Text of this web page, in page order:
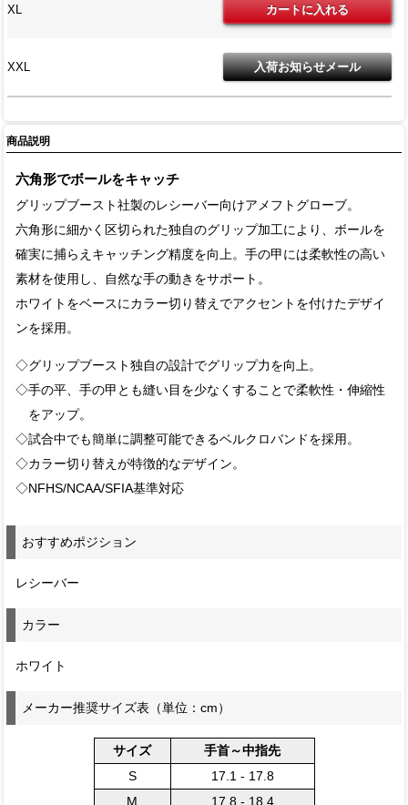
XL
XXL
商品説明
六角形でボールをキャッチ
グリップブースト社製のレシーバー向けアメフトグローブ。
六角形に細かく区切られた独自のグリップ加工により、ボールを
確実に捕らえキャッチング精度を向上。手の甲には柔軟性の高い
素材を使用し、自然な手の動きをサポート。
ホワイトをベースにカラー切り替えでアクセントを付けたデザイ
ンを採用。
◇グリップブースト独自の設計でグリップ力を向上。
◇手の平、手の甲とも縫い目を少なくすることで柔軟性・伸縮性
をアップ。
◇試合中でも簡単に調整可能できるベルクロバンドを採用。
◇カラー切り替えが特徴的なデザイン。
◇NFHS/NCAA/SFIA基準対応
おすすめポジション
レシーバー
カラー
ホワイト
メーカー推奨サイズ表（単位：cm）
サイズ
手首～中指先
S
17.1 - 17.8
M
17.8 - 18.4